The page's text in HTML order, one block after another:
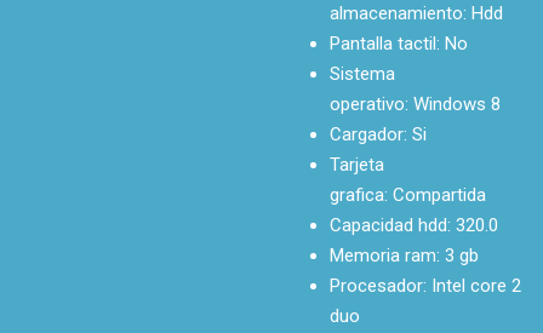
almacenamiento: Hdd
Pantalla tactil: No
Sistema
operativo: Windows 8
Cargador: Si
Tarjeta
grafica: Compartida
Capacidad hdd: 320.0
Memoria ram: 3 gb
Procesador: Intel core 2
duo